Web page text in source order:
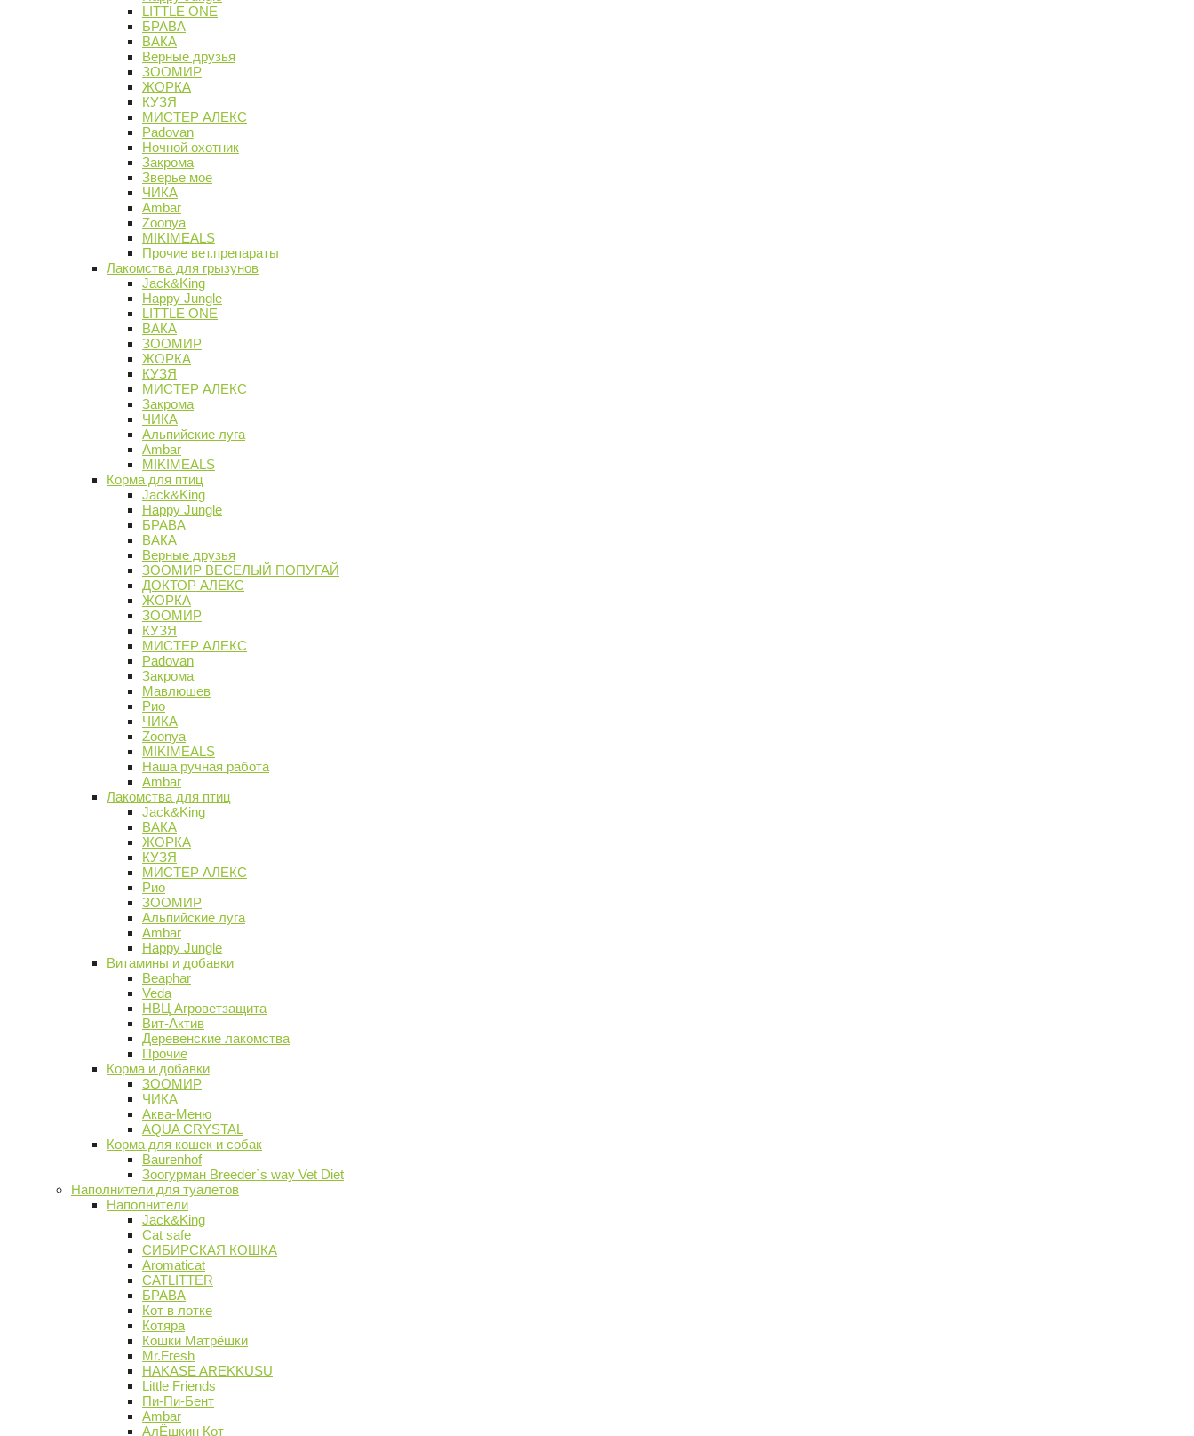
LITTLE ONE
БРАВА
ВАКА
Верные друзья
ЗООМИР
ЖОРКА
КУЗЯ
МИСТЕР АЛЕКС
Padovan
Ночной охотник
Закрома
Зверье мое
ЧИКА
Ambar
Zoonya
MIKIMEALS
Прочие вет.препараты
Лакомства для грызунов
Jack&King
Happy Jungle
LITTLE ONE
ВАКА
ЗООМИР
ЖОРКА
КУЗЯ
МИСТЕР АЛЕКС
Закрома
ЧИКА
Альпийские луга
Ambar
MIKIMEALS
Корма для птиц
Jack&King
Happy Jungle
БРАВА
ВАКА
Верные друзья
ЗООМИР ВЕСЕЛЫЙ ПОПУГАЙ
ДОКТОР АЛЕКС
ЖОРКА
ЗООМИР
КУЗЯ
МИСТЕР АЛЕКС
Padovan
Закрома
Мавлюшев
Рио
ЧИКА
Zoonya
MIKIMEALS
Наша ручная работа
Ambar
Лакомства для птиц
Jack&King
ВАКА
ЖОРКА
КУЗЯ
МИСТЕР АЛЕКС
Рио
ЗООМИР
Альпийские луга
Ambar
Happy Jungle
Витамины и добавки
Beaphar
Veda
НВЦ Агроветзащита
Вит-Актив
Деревенские лакомства
Прочие
Корма и добавки
ЗООМИР
ЧИКА
Аква-Меню
AQUA CRYSTAL
Корма для кошек и собак
Baurenhof
Зоогурман Breeder`s way Vet Diet
Наполнители для туалетов
Наполнители
Jack&King
Cat safe
СИБИРСКАЯ КОШКА
Aromaticat
CATLITTER
БРАВА
Кот в лотке
Котяра
Кошки Матрёшки
Mr.Fresh
HAKASE AREKKUSU
Little Friends
Пи-Пи-Бент
Ambar
АлЁшкин Кот